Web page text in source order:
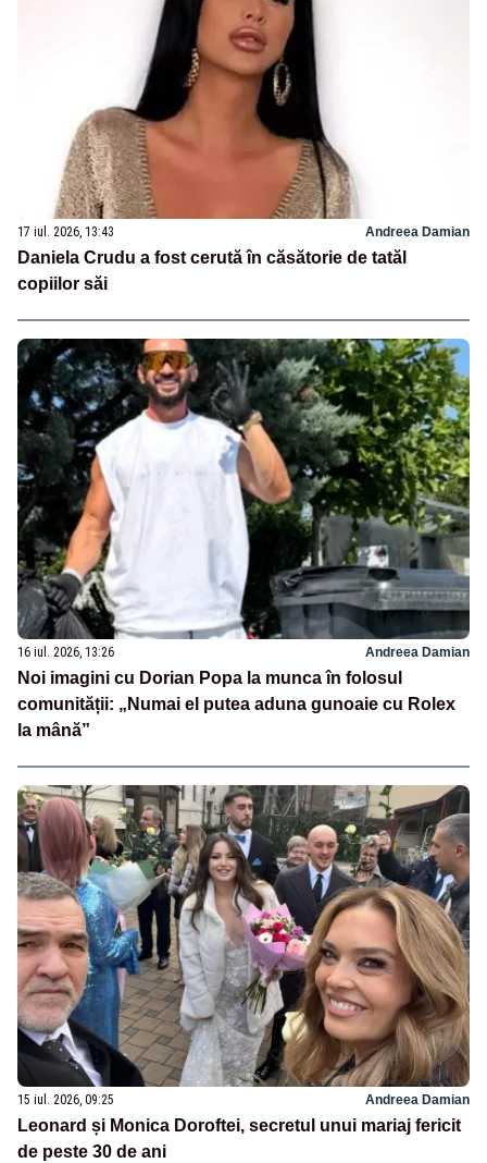
17 iul. 2026, 13:43 Andreea Damian
Daniela Crudu a fost cerută în căsătorie de tatăl
copiilor săi
16 iul. 2026, 13:26 Andreea Damian
Noi imagini cu Dorian Popa la munca în folosul
comunității: „Numai el putea aduna gunoaie cu Rolex
la mână”
15 iul. 2026, 09:25 Andreea Damian
Leonard și Monica Doroftei, secretul unui mariaj fericit
de peste 30 de ani